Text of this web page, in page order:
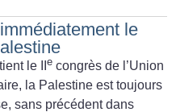
le
le IIe congrès de l’Union
la Palestine est toujours
sans précédent dans